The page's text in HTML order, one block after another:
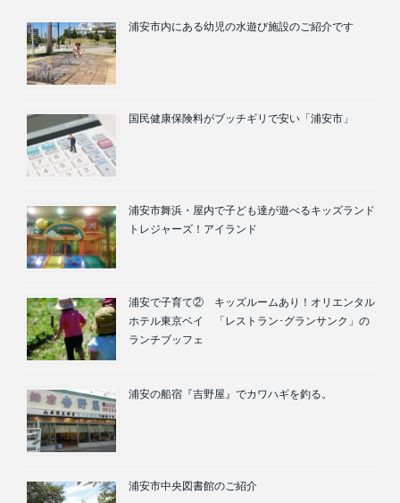
浦安市内にある幼児の水遊び施設のご紹介です
国民健康保険料がブッチギリで安い「浦安市」
浦安市舞浜・屋内で子ども達が遊べるキッズランド
トレジャーズ！アイランド
浦安で子育て② キッズルームあり！オリエンタル
ホテル東京ベイ 「レストラン･グランサンク」の
ランチブッフェ
浦安の船宿『吉野屋』でカワハギを釣る。
浦安市中央図書館のご紹介